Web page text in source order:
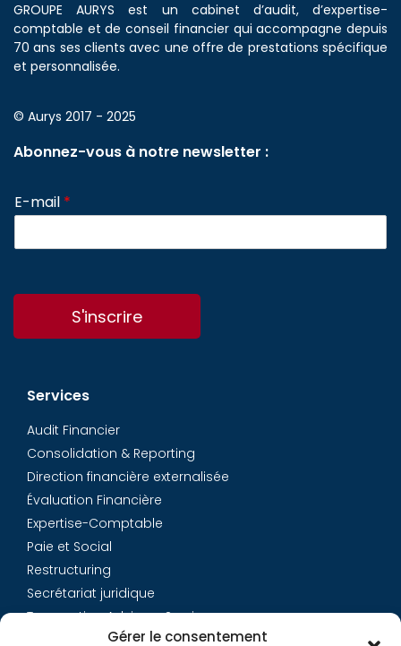
Gérer le consentement
GROUPE AURYS est un cabinet d’audit, d’expertise-
comptable et de conseil financier qui accompagne depuis
70 ans ses clients avec une offre de prestations spécifique
et personnalisée.
© Aurys 2017 - 2025
Abonnez-vous à notre newsletter :
E-mail *
S'inscrire
Services
Audit Financier
Consolidation & Reporting
Direction financière externalisée
Évaluation Financière
Expertise-Comptable
Paie et Social
Restructuring
Secrétariat juridique
Transaction Advisory Services